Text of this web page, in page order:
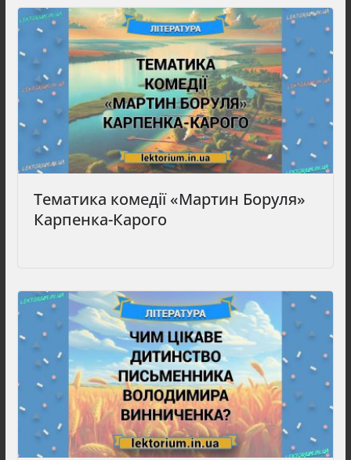
Тематика комедії «Мартин Боруля»
Карпенка-Карого